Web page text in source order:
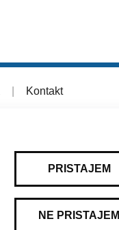
Kontakt
PRISTAJEM
NE PRISTAJEM